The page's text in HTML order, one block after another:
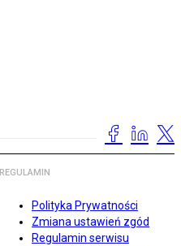
REGULAMIN
Polityka Prywatności
Zmiana ustawień zgód
Regulamin serwisu